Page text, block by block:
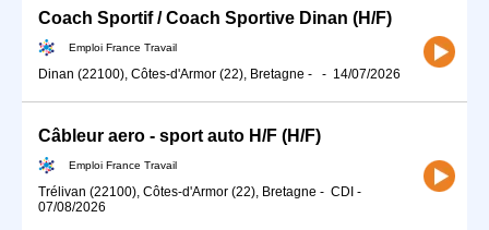
Coach Sportif / Coach Sportive Dinan (H/F)
Emploi France Travail
Dinan (22100), Côtes-d'Armor (22), Bretagne - - 14/07/2026
Câbleur aero - sport auto H/F (H/F)
Emploi France Travail
Trélivan (22100), Côtes-d'Armor (22), Bretagne - CDI -
07/08/2026